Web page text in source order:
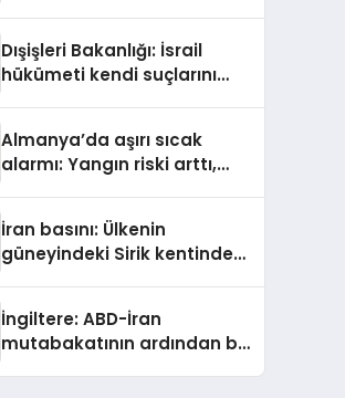
detaylar ortaya çıktı
Dışişleri Bakanlığı: İsrail
hükümeti kendi suçlarını
Almanya’da aşırı sıcak
alarmı: Yangın riski arttı,
İran basını: Ülkenin
güneyindeki Sirik kentinde
İngiltere: ABD-İran
mutabakatının ardından bir